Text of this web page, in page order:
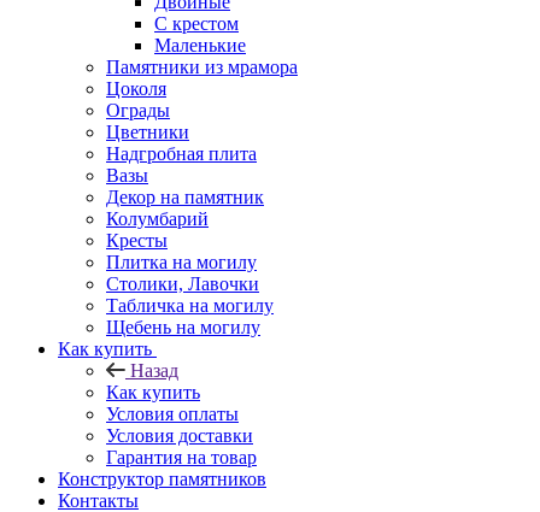
С крестом
Маленькие
Памятники из мрамора
Цоколя
Ограды
Цветники
Надгробная плита
Вазы
Декор на памятник
Колумбарий
Кресты
Плитка на могилу
Столики, Лавочки
Табличка на могилу
Щебень на могилу
Как купить
Назад
Как купить
Условия оплаты
Условия доставки
Гарантия на товар
Конструктор памятников
Контакты